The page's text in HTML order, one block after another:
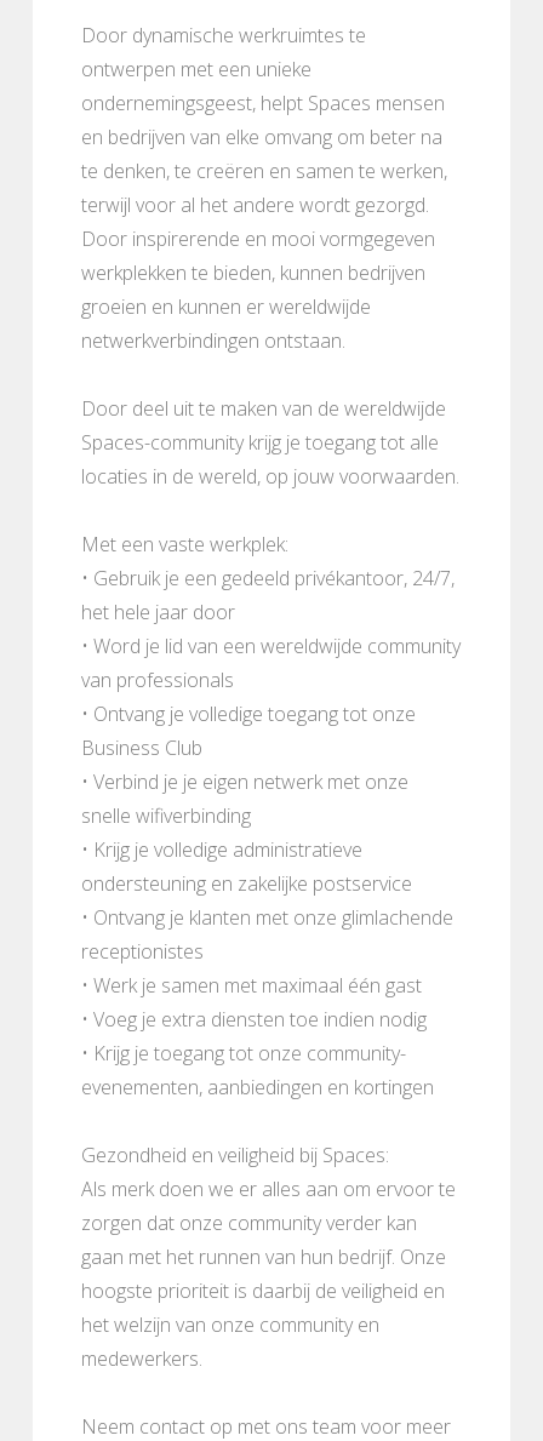
Door dynamische werkruimtes te
ontwerpen met een unieke
ondernemingsgeest, helpt Spaces mensen
en bedrijven van elke omvang om beter na
te denken, te creëren en samen te werken,
terwijl voor al het andere wordt gezorgd.
Door inspirerende en mooi vormgegeven
werkplekken te bieden, kunnen bedrijven
groeien en kunnen er wereldwijde
netwerkverbindingen ontstaan.
Door deel uit te maken van de wereldwijde
Spaces-community krijg je toegang tot alle
locaties in de wereld, op jouw voorwaarden.
Met een vaste werkplek:
• Gebruik je een gedeeld privékantoor, 24/7,
het hele jaar door
• Word je lid van een wereldwijde community
van professionals
• Ontvang je volledige toegang tot onze
Business Club
• Verbind je je eigen netwerk met onze
snelle wifiverbinding
• Krijg je volledige administratieve
ondersteuning en zakelijke postservice
• Ontvang je klanten met onze glimlachende
receptionistes
• Werk je samen met maximaal één gast
• Voeg je extra diensten toe indien nodig
• Krijg je toegang tot onze community-
evenementen, aanbiedingen en kortingen
Gezondheid en veiligheid bij Spaces:
Als merk doen we er alles aan om ervoor te
zorgen dat onze community verder kan
gaan met het runnen van hun bedrijf. Onze
hoogste prioriteit is daarbij de veiligheid en
het welzijn van onze community en
medewerkers.
Neem contact op met ons team voor meer